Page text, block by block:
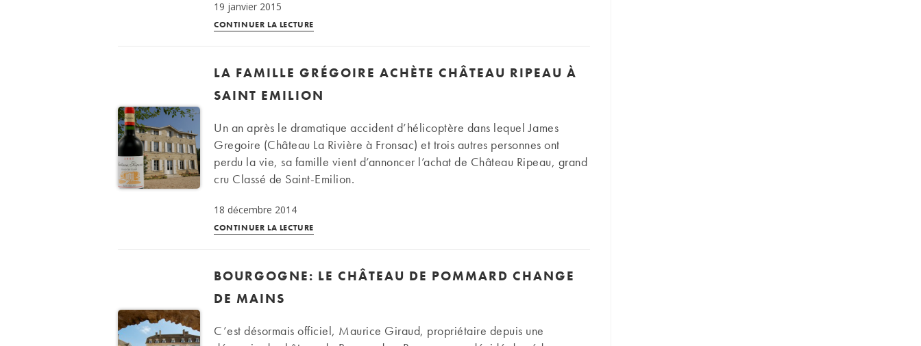
19 janvier 2015
CONTINUER LA LECTURE
Emilion
:
cas
du
Château
Corbin-
LA FAMILLE GRÉGOIRE ACHÈTE CHÂTEAU RIPEAU À
SAINT EMILION
Un an après le dramatique accident d’hélicoptère dans lequel James
Gregoire (Château La Rivière à Fronsac) et trois autres personnes ont
perdu la vie, sa famille vient d’annoncer l’achat de Château Ripeau, grand
cru Classé de Saint-Emilion.
18 décembre 2014
CONTINUER LA LECTURE
achète
à
BOURGOGNE: LE CHÂTEAU DE POMMARD CHANGE
DE MAINS
C’est désormais officiel, Maurice Giraud, propriétaire depuis une